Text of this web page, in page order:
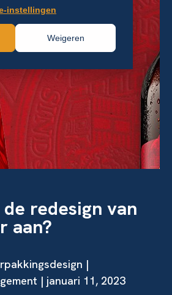
instellingen
Weigeren
redesign van
aan?
|
| januari 11, 2023